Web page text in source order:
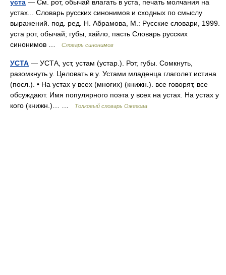
уста — См. рот, обычай влагать в уста, печать молчания на
устах... Словарь русских синонимов и сходных по смыслу
выражений. под. ред. Н. Абрамова, М.: Русские словари, 1999.
уста рот, обычай; губы, хайло, пасть Словарь русских
синонимов …
Словарь синонимов
УСТА — УСТА, уст, устам (устар.). Рот, губы. Сомкнуть,
разомкнуть у. Целовать в у. Устами младенца глаголет истина
(посл.). • На устах у всех (многих) (книжн.). все говорят, все
обсуждают. Имя популярного поэта у всех на устах. На устах у
кого (книжн.)… …
Толковый словарь Ожегова